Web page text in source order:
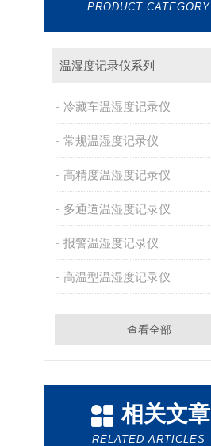
PRODUCT CATEGORY
温湿度记录仪系列
冷藏车温湿度记录仪
常规温湿度记录仪
高精度温湿度记录仪
多通道温湿度记录仪
报警温湿度记录仪
高温型温湿度记录仪
查看全部
相关文章
RELATED ARTICLES